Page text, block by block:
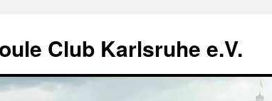
Club Karlsruhe e.V.